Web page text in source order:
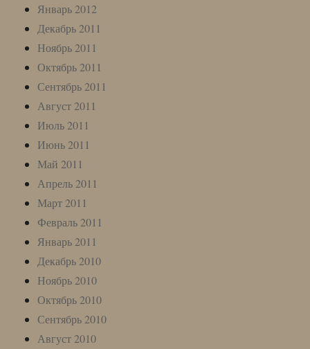
Январь 2012
Декабрь 2011
Ноябрь 2011
Октябрь 2011
Сентябрь 2011
Август 2011
Июль 2011
Июнь 2011
Май 2011
Апрель 2011
Март 2011
Февраль 2011
Январь 2011
Декабрь 2010
Ноябрь 2010
Октябрь 2010
Сентябрь 2010
Август 2010